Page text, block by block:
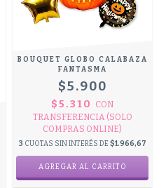
BOUQUET GLOBO CALABAZA
FANTASMA
$5.900
$5.310
CON
TRANSFERENCIA (SOLO
COMPRAS ONLINE)
3 CUOTAS SIN INTERÉS DE $1.966,67